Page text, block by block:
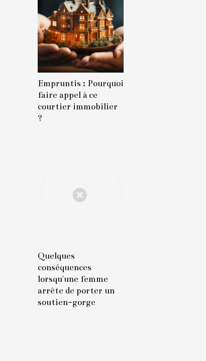
Empruntis : Pourquoi
faire appel à ce
courtier immobilier
?
Quelques
conséquences
lorsqu'une femme
arrête de porter un
soutien-gorge